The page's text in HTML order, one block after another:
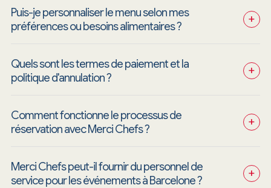
Puis-je personnaliser le menu selon mes
préférences ou besoins alimentaires ?
+
Quels sont les termes de paiement et la
politique d'annulation ?
+
Comment fonctionne le processus de
réservation avec Merci Chefs ?
+
Merci Chefs peut-il fournir du personnel de
service pour les événements à Barcelone ?
+